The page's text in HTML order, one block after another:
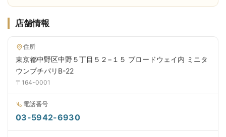
店舗情報
住所
東京都中野区中野５丁目５２−１５ ブロードウェイ内 ミニタ
ウンプチパリB-22
〒164-0001
電話番号
03-5942-6930